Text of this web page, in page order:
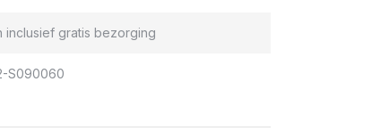
inclusief gratis bezorging
S090060